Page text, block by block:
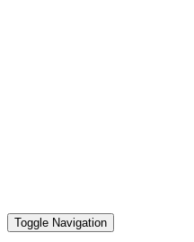
Toggle Navigation